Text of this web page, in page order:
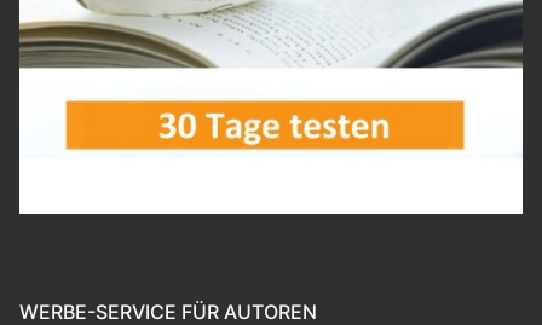
WERBE-SERVICE FÜR AUTOREN